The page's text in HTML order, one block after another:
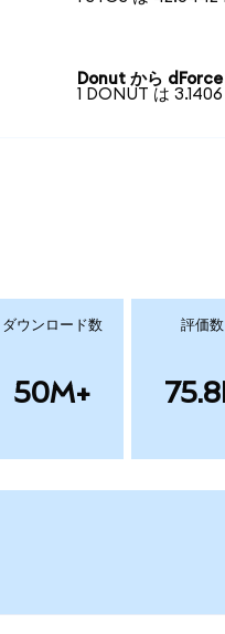
Donut から dForce
1 DONUT は
ダウンロード数
50M+
評価数